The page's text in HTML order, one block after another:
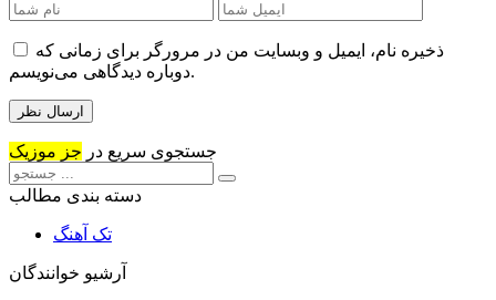
ذخیره نام، ایمیل و وبسایت من در مرورگر برای زمانی که
دوباره دیدگاهی می‌نویسم.
جستجوی سریع در جز موزیک
دسته بندی مطالب
تک آهنگ
آرشیو خوانندگان